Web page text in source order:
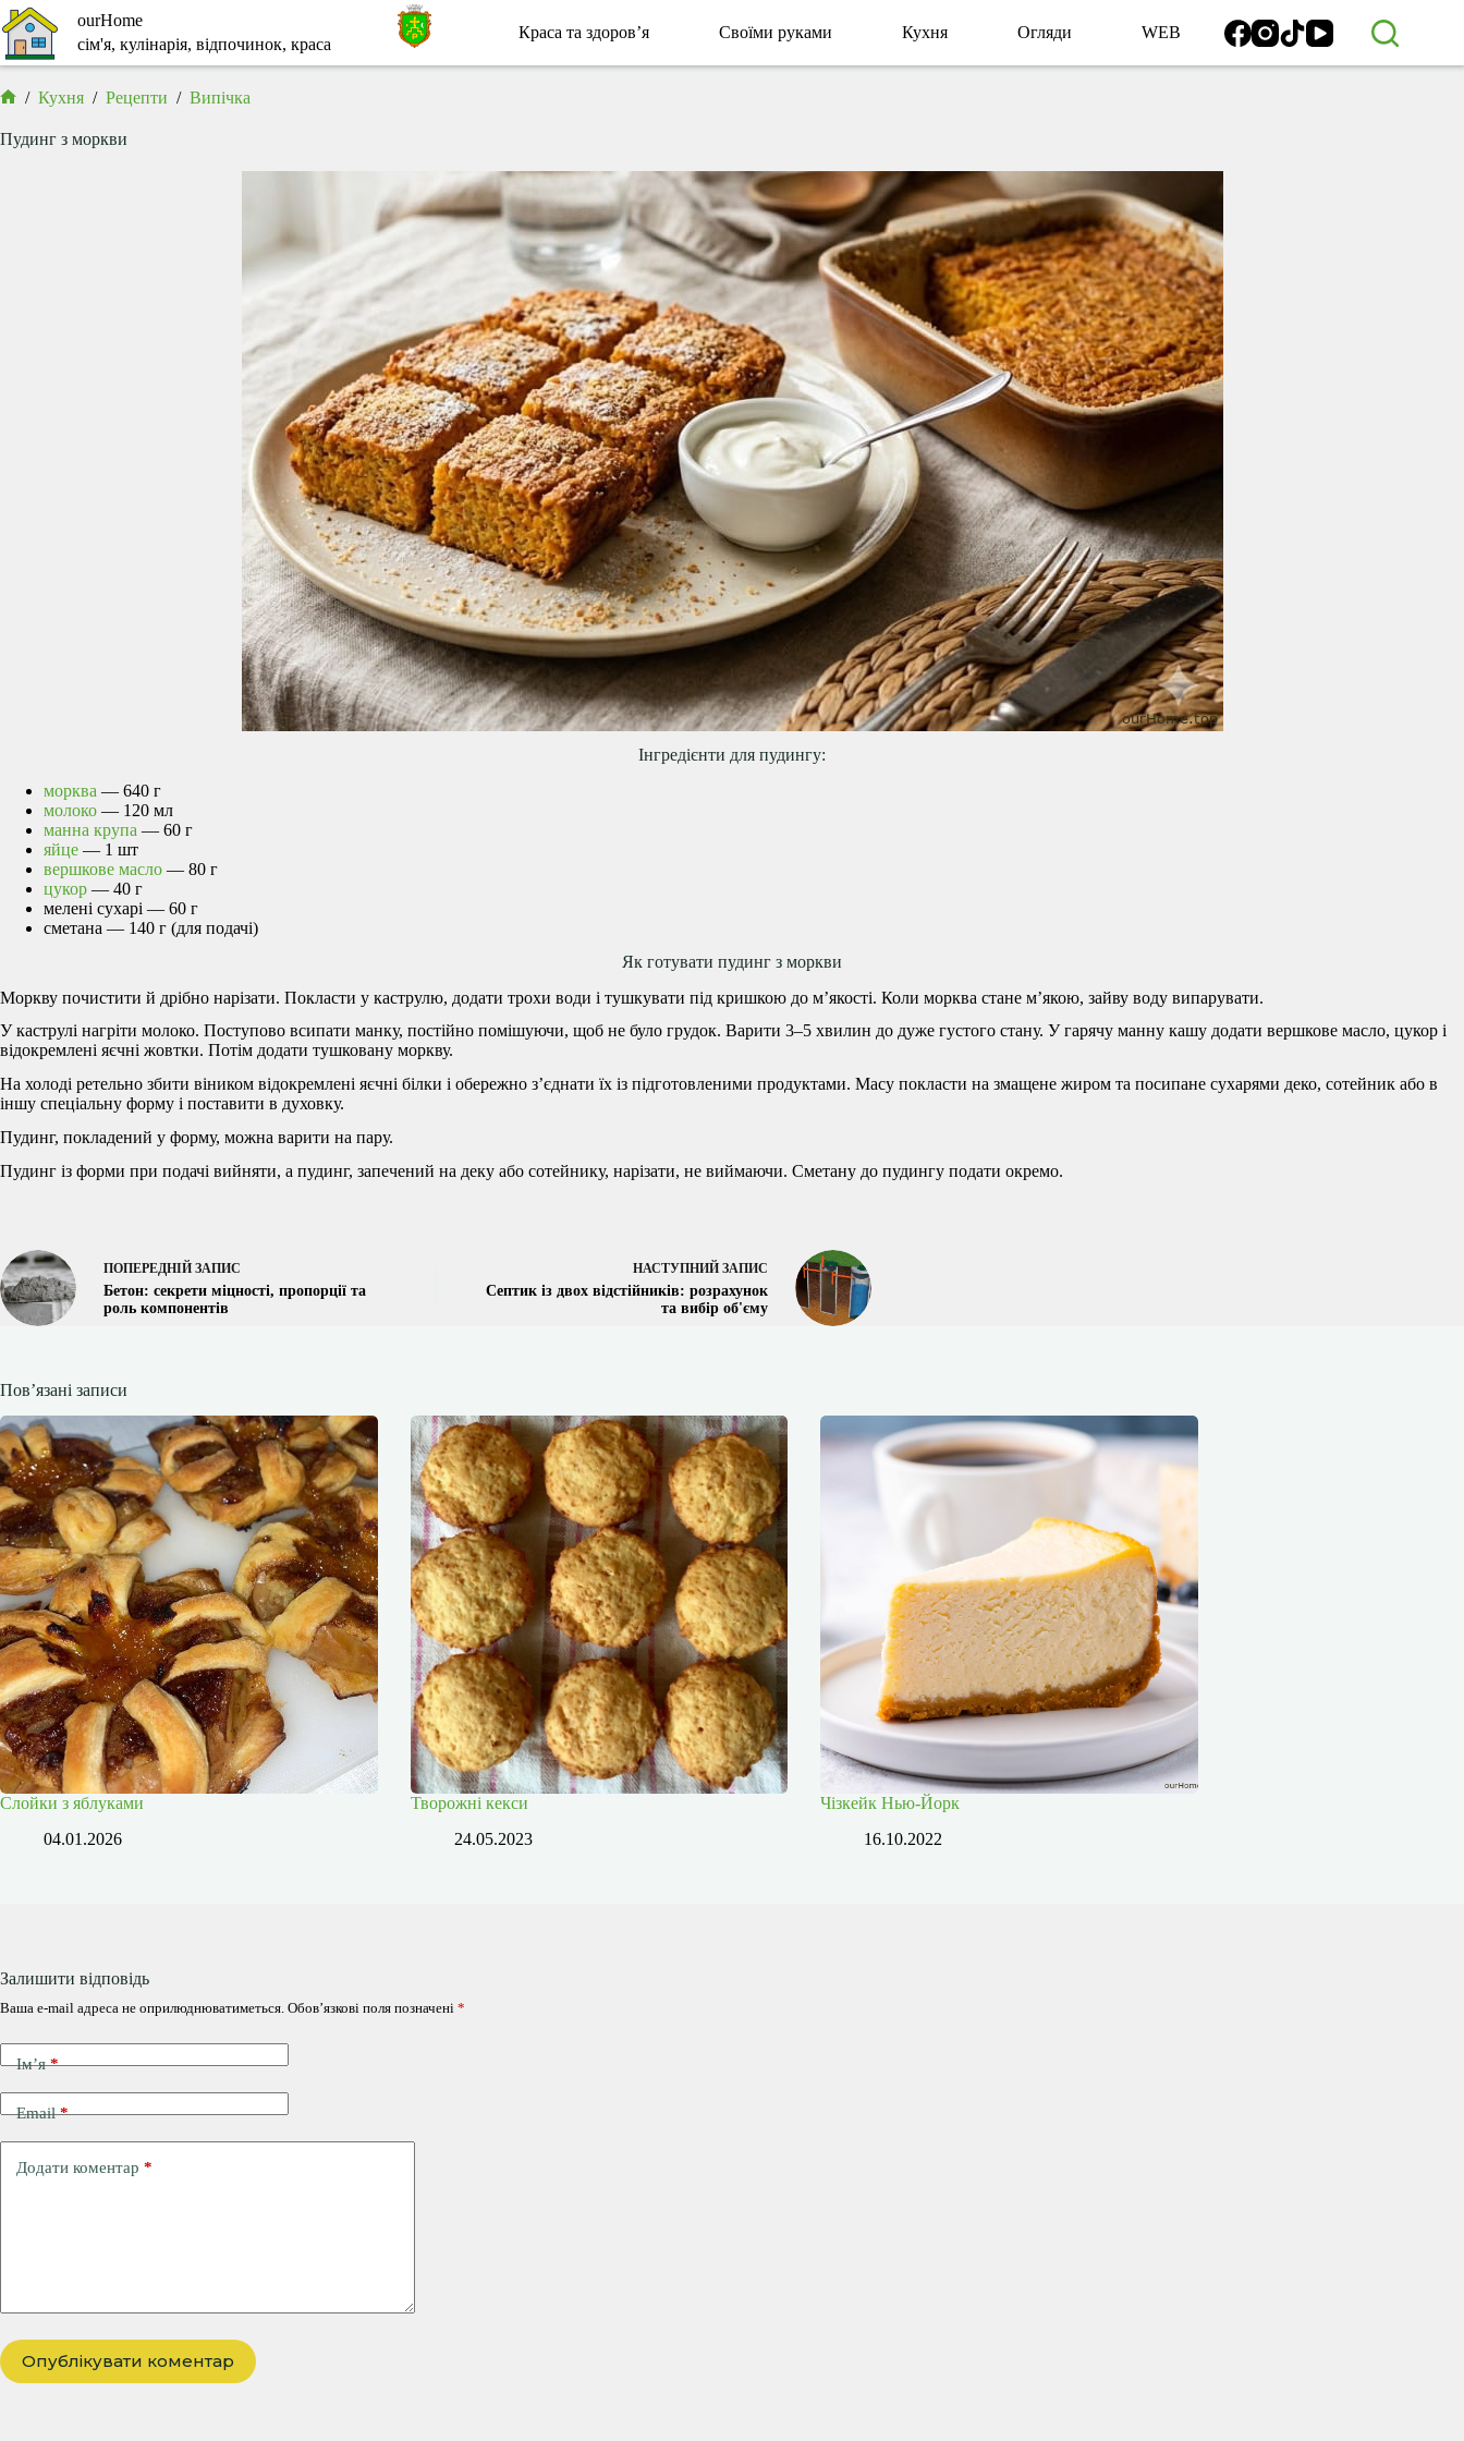
Перейти
до
вмісту
ourHome
сім'я, кулінарія, відпочинок, краса
Краса та здоров’я Своїми руками Кухня Огляди WEB
/ Кухня / Рецепти / Випічка
Пудинг з моркви
Інгредієнти для пудингу:
морква — 640 г
молоко — 120 мл
манна крупа — 60 г
яйце — 1 шт
вершкове масло — 80 г
цукор — 40 г
мелені сухарі — 60 г
сметана — 140 г (для подачі)
Як готувати пудинг з моркви
Моркву почистити й дрібно нарізати. Покласти у каструлю, додати трохи води і тушкувати під кришкою до м’якості. Коли морква стане м’якою, зайву воду випарувати.
У каструлі нагріти молоко. Поступово всипати манку, постійно помішуючи, щоб не було грудок. Варити 3–5 хвилин до дуже густого стану. У гарячу манну кашу додати вершкове масло, цукор і
відокремлені яєчні жовтки. Потім додати тушковану моркву.
На холоді ретельно збити віником відокремлені яєчні білки і обережно з’єднати їх із підготовленими продуктами. Масу покласти на змащене жиром та посипане сухарями деко, сотейник або в
іншу спеціальну форму і поставити в духовку.
Пудинг, покладений у форму, можна варити на пару.
Пудинг із форми при подачі вийняти, а пудинг, запечений на деку або сотейнику, нарізати, не виймаючи. Сметану до пудингу подати окремо.
ПОПЕРЕДНІЙ ЗАПИС
Бетон: секрети міцності, пропорції та
роль компонентів
НАСТУПНИЙ ЗАПИС
Септик із двох відстійників: розрахунок
та вибір об'єму
Пов’язані записи
Слойки з яблуками
04.01.2026
Творожні кекси
24.05.2023
Чізкейк Нью-Йорк
16.10.2022
Залишити відповідь
Ваша e-mail адреса не оприлюднюватиметься. Обов’язкові поля позначені *
Ім’я*
Email*
Додати коментар *
Опублікувати коментар